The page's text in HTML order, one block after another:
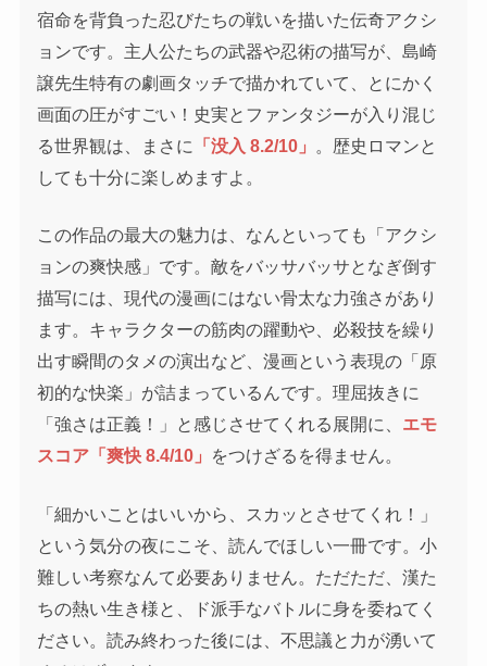
宿命を背負った忍びたちの戦いを描いた伝奇アクシ
ョンです。主人公たちの武器や忍術の描写が、島崎
譲先生特有の劇画タッチで描かれていて、とにかく
画面の圧がすごい！史実とファンタジーが入り混じ
る世界観は、まさに
「没入 8.2/10」
。歴史ロマンと
しても十分に楽しめますよ。
この作品の最大の魅力は、なんといっても「アクシ
ョンの爽快感」です。敵をバッサバッサとなぎ倒す
描写には、現代の漫画にはない骨太な力強さがあり
ます。キャラクターの筋肉の躍動や、必殺技を繰り
出す瞬間のタメの演出など、漫画という表現の「原
初的な快楽」が詰まっているんです。理屈抜きに
「強さは正義！」と感じさせてくれる展開に、 エモ
スコア「爽快 8.4/10」
をつけざるを得ません。
「細かいことはいいから、スカッとさせてくれ！」
という気分の夜にこそ、読んでほしい一冊です。小
難しい考察なんて必要ありません。ただただ、漢た
ちの熱い生き様と、ド派手なバトルに身を委ねてく
ださい。読み終わった後には、不思議と力が湧いて